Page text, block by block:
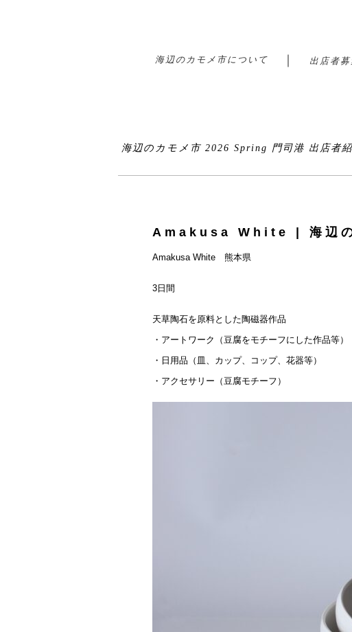
海辺のカモメ市について 出店者募
海辺のカモメ市 2026 Spring 門司港 出店者
Amakusa White | 海辺
Amakusa White 熊本県
3日間
天草陶石を原料とした陶磁器作品
・アートワーク（豆腐をモチーフにした作品等）
・日用品（皿、カップ、コップ、花器等）
・アクセサリー（豆腐モチーフ）